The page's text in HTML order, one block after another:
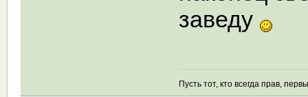
заведу
Пусть тот, кто всегда прав,